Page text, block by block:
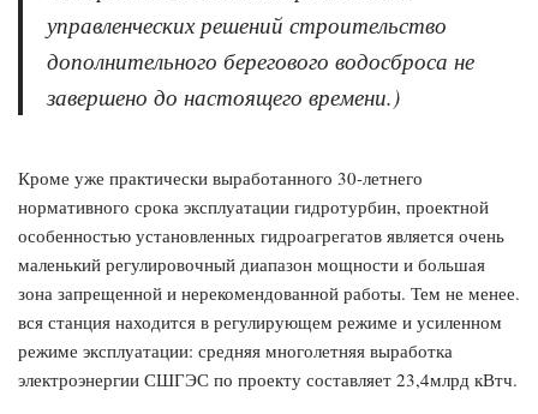
управленческих решений строительство
дополнительного берегового водосброса не
завершено до настоящего времени.)
Кроме уже практически выработанного 30-летнего
нормативного срока эксплуатации гидротурбин, проектной
особенностью установленных гидроагрегатов является очень
маленький регулировочный диапазон мощности и большая
зона запрещенной и нерекомендованной работы. Тем не менее.
вся станция находится в регулирующем режиме и усиленном
режиме эксплуатации: средняя многолетняя выработка
электроэнергии СШГЭС по проекту составляет 23,4млрд кВтч.